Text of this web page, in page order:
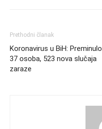
Prethodni članak
Koronavirus u BiH: Preminulo
37 osoba, 523 nova slučaja
zaraze